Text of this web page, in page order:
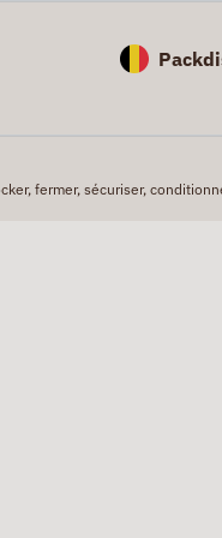
fermer, sécuriser,